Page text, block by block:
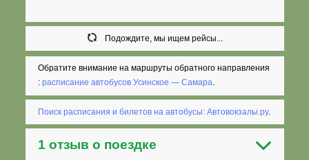
Подождите, мы ищем рейсы...
Обратите внимание на маршруты обратного направления
:расписание автобусов Усинское — Самара.
Поиск расписания и билетов на автобусы: Автовокзалы.ру.
1 отзыв о поездке